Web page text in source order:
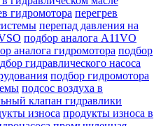
гидромотора перегрев
перепад давления на
подбор аналога A11VO
аналога гидромотора подбор
гидравлического насоса
подбор гидромотора
подсос воздуха в
клапан гидравлики
износа продукты износа в